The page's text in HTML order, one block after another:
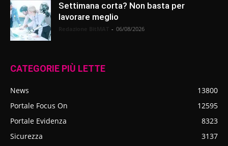
Settimana corta? Non basta per
lavorare meglio
- 06/08/2026
CATEGORIE PIÙ LETTE
News
13800
Portale Focus On
12595
Portale Evidenza
8323
Sicurezza
3137